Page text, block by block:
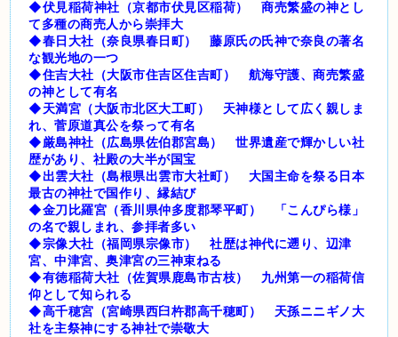
◆伏見稲荷神社（京都市伏見区稲荷） 商売繁盛の神とし
て多種の商売人から崇拝大
◆春日大社（奈良県春日町） 藤原氏の氏神で奈良の著名
な観光地の一つ
◆住吉大社（大阪市住吉区住吉町） 航海守護、商売繁盛
の神として有名
◆天満宮（大阪市北区大工町） 天神様として広く親しま
れ、菅原道真公を祭って有名
◆厳島神社（広島県佐伯郡宮島） 世界遺産で輝かしい社
歴があり、社殿の大半が国宝
◆出雲大社（島根県出雲市大社町） 大国主命を祭る日本
最古の神社で国作り、縁結び
◆金刀比羅宮（香川県仲多度郡琴平町） 「こんぴら様」
の名で親しまれ、参拝者多い
◆宗像大社（福岡県宗像市） 社歴は神代に遡り、辺津
宮、中津宮、奥津宮の三神束ねる
◆有徳稲荷大社（佐賀県鹿島市古枝） 九州第一の稲荷信
仰として知られる
◆高千穂宮（宮崎県西臼杵郡高千穂町） 天孫ニニギノ大
社を主祭神にする神社で崇敬大